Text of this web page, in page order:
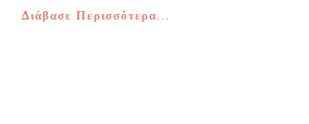
Διάβασε Περισσότερα...